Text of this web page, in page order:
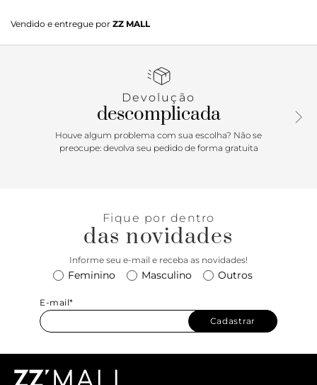
de tiras pequenas formando nós nas laterais e traseira do
modelo. Uma tira fina passa sobre os dedos e sobe
sandália, fechando em amarração no tornozelo com
metalizada sobre a gáspea. Solado emborrachado e
palmilha anatômica mais alta da cor do modelo com o
nome da marca. Deixa os dedos, laterais e calcanhar à
conforto e infinitas possibilidades de combinações. Vai ser
a sua best friend dos dias mais frescos e ensolarados,
looks. Aposte!
Vendido e entregue por ZZ MALL
Devolução
descomplicada
Houve algum problema com sua escolha? Não se
preocupe: devolva seu pedido de forma gratuita
Fique por dentro
das novidades
Informe seu e-mail e receba as novidades!
Feminino Masculino Outros
E-mail*
Cadastrar